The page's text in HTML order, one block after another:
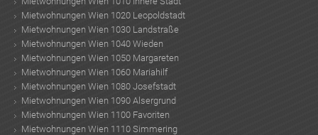
Mietwohnungen Wien 1020 Leopoldstadt
Mietwohnungen Wien 1030 Landstraße
Mietwohnungen Wien 1040 Wieden
Mietwohnungen Wien 1050 Margareten
Mietwohnungen Wien 1060 Mariahilf
Mietwohnungen Wien 1080 Josefstadt
Mietwohnungen Wien 1090 Alsergrund
Mietwohnungen Wien 1100 Favoriten
Mietwohnungen Wien 1110 Simmering